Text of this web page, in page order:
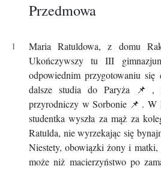
Przedmowa
Maria Ratuldowa, z domu
Ukończywszy tu III
odpowiednim przygotowaniu się
dalsze studia do Paryża
📌
,
przyrodniczy w Sorbonie 📌 . W
studentka wyszła za mąż za
Ratulda, nie wyrzekając się
Niestety, obowiązki żony i matki,
może niż macierzyństwo po